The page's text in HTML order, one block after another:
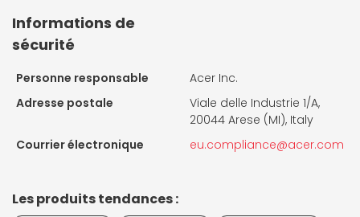
Informations de
sécurité
Personne responsable
Acer Inc.
Adresse postale
Viale delle Industrie 1/A,
20044 Arese (MI), Italy
Courrier électronique
eu.compliance@acer.com
Les produits tendances :